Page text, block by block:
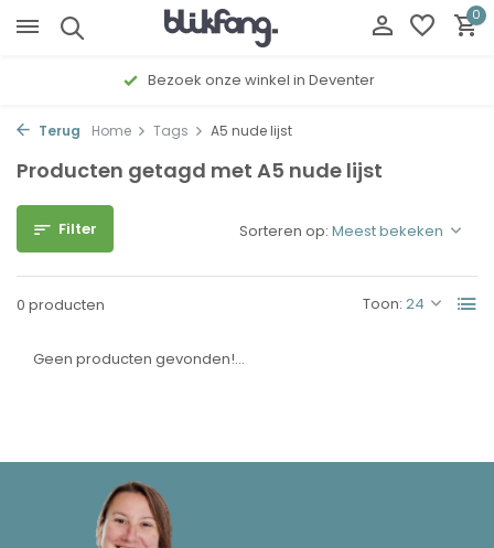
0
Bezoek onze winkel in Deventer
Terug Home Tags A5 nude lijst
Producten getagd met A5 nude lijst
Filter
0 producten Toon:
Sorteren op:
Geen producten gevonden!...